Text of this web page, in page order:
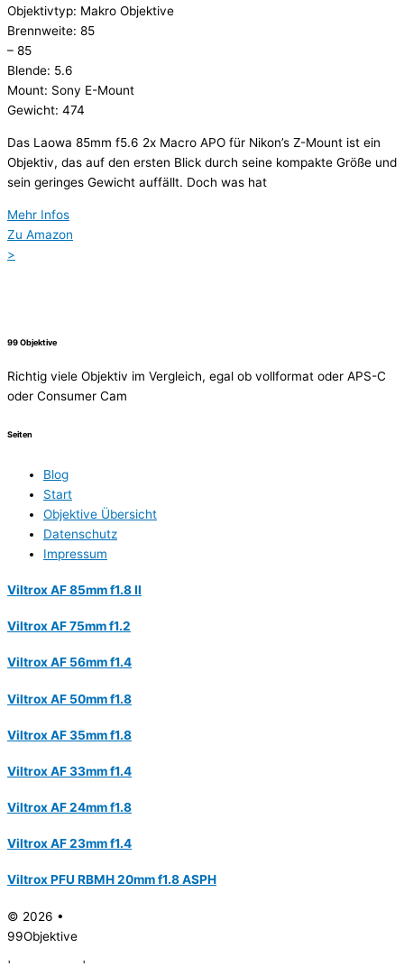
Objektivtyp: Makro Objektive
Brennweite: 85
– 85
Blende: 5.6
Mount: Sony E-Mount
Gewicht: 474
Das Laowa 85mm f5.6 2x Macro APO für Nikon’s Z-Mount ist ein
Objektiv, das auf den ersten Blick durch seine kompakte Größe und
sein geringes Gewicht auffällt. Doch was hat
Mehr Infos
Zu Amazon
>
99 Objektive
Richtig viele Objektiv im Vergleich, egal ob vollformat oder APS-C
oder Consumer Cam
Seiten
Blog
Start
Objektive Übersicht
Datenschutz
Impressum
Viltrox AF 85mm f1.8 II
Viltrox AF 75mm f1.2
Viltrox AF 56mm f1.4
Viltrox AF 50mm f1.8
Viltrox AF 35mm f1.8
Viltrox AF 33mm f1.4
Viltrox AF 24mm f1.8
Viltrox AF 23mm f1.4
Viltrox PFU RBMH 20mm f1.8 ASPH
© 2026 •
99Objektive